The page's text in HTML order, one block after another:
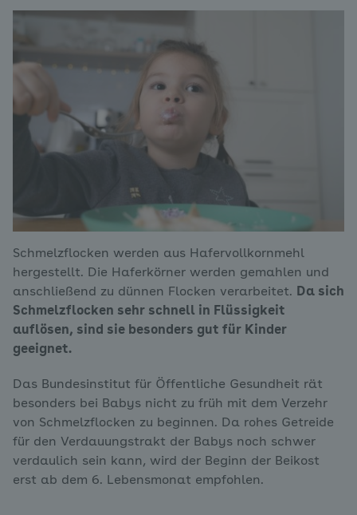
Schmelzflocken werden aus Hafervollkornmehl
hergestellt. Die Haferkörner werden gemahlen und
anschließend zu dünnen Flocken verarbeitet. Da sich
Schmelzflocken sehr schnell in Flüssigkeit
auflösen, sind sie besonders gut für Kinder
geeignet.
Das Bundesinstitut für Öffentliche Gesundheit rät
besonders bei Babys nicht zu früh mit dem Verzehr
von Schmelzflocken zu beginnen. Da rohes Getreide
für den Verdauungstrakt der Babys noch schwer
verdaulich sein kann, wird der Beginn der Beikost
erst ab dem 6. Lebensmonat empfohlen.